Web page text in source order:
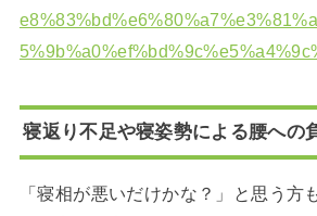
寝返り不足や寝姿勢による腰への
「寝相が悪いだけかな？」と思う方